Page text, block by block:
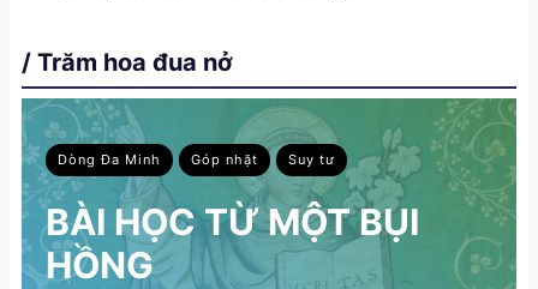
/ Trăm hoa đua nở
Dòng Đa Minh Góp nhặt Suy tư
BÀI HỌC TỪ MỘT BỤI
HỒNG